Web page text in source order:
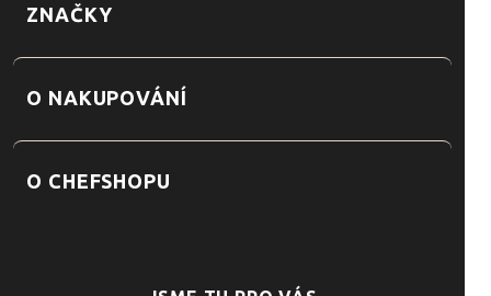
ZNAČKY
O NAKUPOVÁNÍ
O CHEFSHOPU